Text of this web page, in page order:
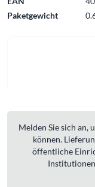
Paketgewicht
Melden Sie sich an,
können.
öffentliche